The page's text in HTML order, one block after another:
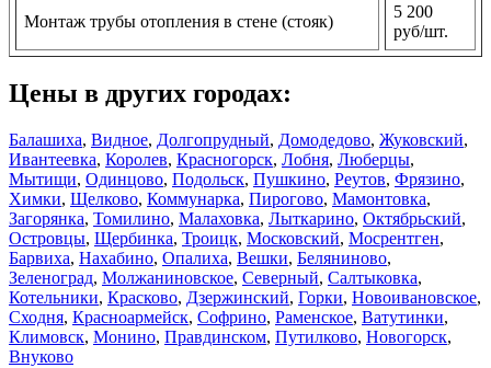
Монтаж трубы отопления в стене (стояк)
5 200
руб/шт.
Цены в других городах:
Балашиха, Видное, Долгопрудный, Домодедово, Жуковский,
Ивантеевка, Королев, Красногорск, Лобня, Люберцы,
Мытищи, Одинцово, Подольск, Пушкино, Реутов, Фрязино,
Химки, Щелково, Коммунарка, Пирогово, Мамонтовка,
Загорянка, Томилино, Малаховка, Лыткарино, Октябрьский,
Островцы, Щербинка, Троицк, Московский, Мосрентген,
Барвиха, Нахабино, Опалиха, Вешки, Беляниново,
Зеленоград, Молжаниновское, Северный, Салтыковка,
Котельники, Красково, Дзержинский, Горки, Новоивановское,
Сходня, Красноармейск, Софрино, Раменское, Ватутинки,
Климовск, Монино, Правдинском, Путилково, Новогорск,
Внуково